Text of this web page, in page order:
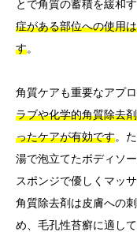
とで角質の蓄積を緩和
症がある部位への使用
す。
角質ケアも重要なアプロ
ラブや化学的角質除去
ったケアが有効です。
湯で泡立てたボディソ
スポンジで優しくマッ
角質除去剤は皮膚への
め、毛孔性苔癬に適し